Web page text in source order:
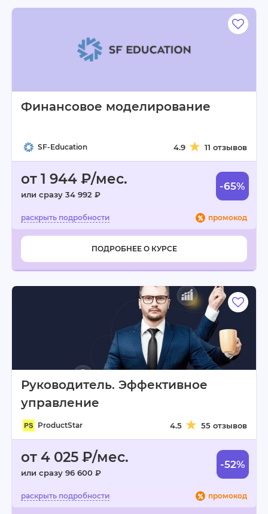
Финансовое моделирование
SF-Education 4.9 11 отзывов
от 1 944 ₽/мес.
или сразу 34 992 ₽
-65%
промокод
ПОДРОБНЕЕ О КУРСЕ
Руководитель. Эффективное
управление
ProductStar 4.5 55 отзывов
от 4 025 ₽/мес.
или сразу 96 600 ₽
-52%
промокод